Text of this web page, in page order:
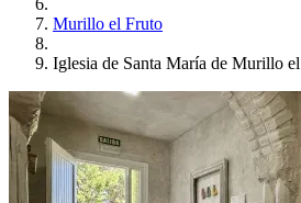
Murillo el Fruto
Iglesia de Santa María de Murillo